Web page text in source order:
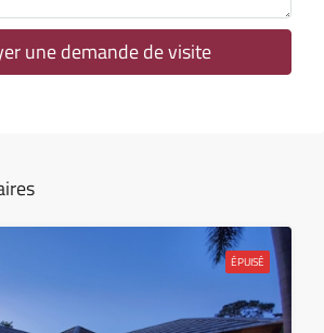
09
Août
une demande de visite
ÉPUISÉ